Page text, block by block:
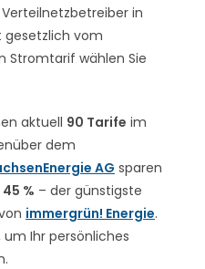
in
gesetzlich vom
Stromtarif wählen Sie
aktuell 90 Tarife im
dem
AG sparen
45 % – der günstigste
immergrün! Energie.
um Ihr persönliches